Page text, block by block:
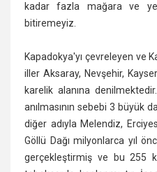
kadar fazla mağara ve
bitiremeyiz.
Kapadokya'yı çevreleyen ve
iller Aksaray, Nevşehir,
karelik alanına
anılmasının sebebi 3 büyük
diğer adıyla Melendiz,
Göllü Dağı milyonlarca yıl
gerçekleştirmiş ve bu 255